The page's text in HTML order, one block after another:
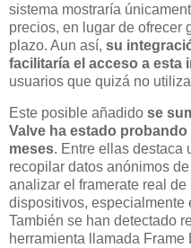
sistema mostraría
precios, en lugar de ofrecer
plazo. Aun así, su
facilitaría el acceso a esta
usuarios que quizá no
Este posible añadido se
Valve ha estado
meses. Entre ellas destaca
recopilar datos anónimos
analizar el framerate real
dispositivos, especialmente
También se han detectado
herramienta llamada Frame